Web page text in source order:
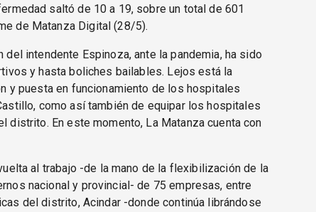
saltó de 10 a 19, sobre un total de 601
de Matanza Digital (28/5).
del intendente Espinoza, ante la pandemia, ha sido
y hasta boliches bailables. Lejos está la
y puesta en funcionamiento de los hospitales
como así también de equipar los hospitales
distrito. En este momento, La Matanza cuenta con
al trabajo -de la mano de la flexibilización de la
nacional y provincial- de 75 empresas, entre
del distrito, Acindar -donde continúa librándose